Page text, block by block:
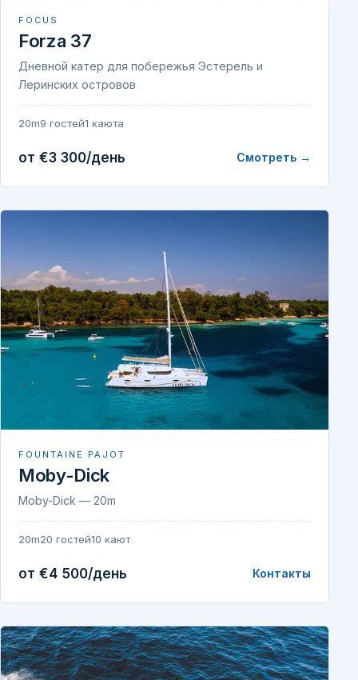
FOCUS
Forza 37
Дневной катер для побережья Эстерель и
Леринских островов
20m9 гостей1 каюта
от €3 300/день Смотреть →
FOUNTAINE PAJOT
Moby-Dick
Moby-Dick — 20m
20m20 гостей10 кают
от €4 500/день Контакты